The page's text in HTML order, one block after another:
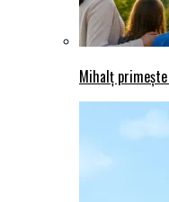
Mihalț